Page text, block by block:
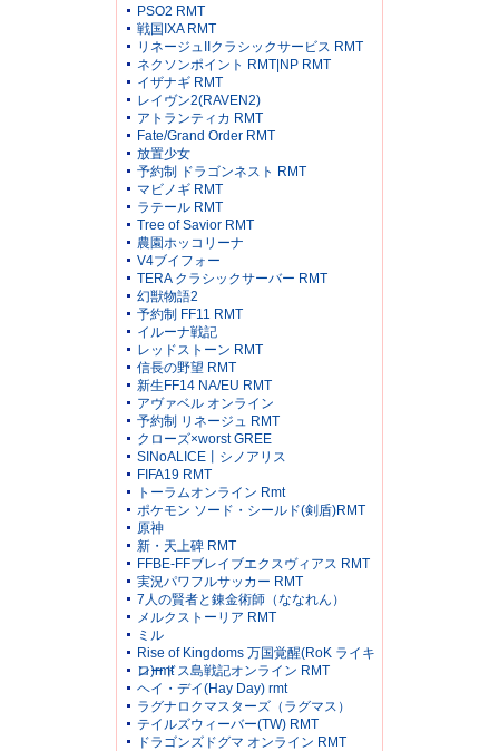
PSO2 RMT
戦国IXA RMT
リネージュIIクラシックサービス RMT
ネクソンポイント RMT|NP RMT
イザナギ RMT
レイヴン2(RAVEN2)
アトランティカ RMT
Fate/Grand Order RMT
放置少女
予約制 ドラゴンネスト RMT
マビノギ RMT
ラテール RMT
Tree of Savior RMT
農園ホッコリーナ
V4ブイフォー
TERA クラシックサーバー RMT
幻獣物語2
予約制 FF11 RMT
イルーナ戦記
レッドストーン RMT
信長の野望 RMT
新生FF14 NA/EU RMT
アヴァベル オンライン
予約制 リネージュ RMT
クローズ×worst GREE
SINoALICE丨シノアリス
FIFA19 RMT
トーラムオンライン Rmt
ポケモン ソード・シールド(剣盾)RMT
原神
新・天上碑 RMT
FFBE-FFブレイブエクスヴィアス RMT
実況パワフルサッカー RMT
7人の賢者と錬金術師（ななれん）
メルクストーリア RMT
ミル
Rise of Kingdoms 万国覚醒(RoK ライキ
ン)rmt
ロードス島戦記オンライン RMT
ヘイ・デイ(Hay Day) rmt
ラグナロクマスターズ（ラグマス）
テイルズウィーバー(TW) RMT
ドラゴンズドグマ オンライン RMT